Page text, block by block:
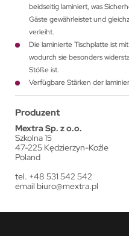
beidseitig laminiert, was
Gäste gewährleistet und
verleiht.
Die laminierte Tischplatte ist
wodurch sie besonders
Stöße ist.
Verfügbare Stärken der
Produzent
Mextra Sp. z o.o.
Szkolna 15
47-225 Kędzierzyn-Koźle
Poland
tel. +48 531 542 542
email biuro@mextra.pl